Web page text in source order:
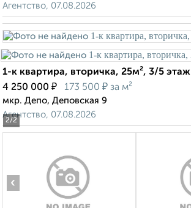
Агентство, 07.08.2026
2/2
1-к квартира, вторичка, 25м², 3/5 этаж
4 250 000 ₽ 173 500 ₽ за м²
мкр. Депо, Деповская 9
Агентство, 07.08.2026
‹